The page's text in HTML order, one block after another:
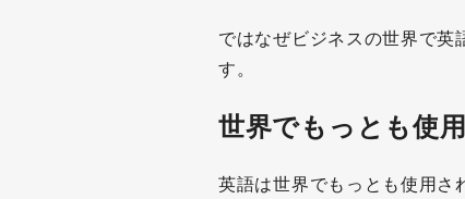
ではなぜビジネスの世界で英
す。
世界でもっとも使
英語は世界でもっとも使用